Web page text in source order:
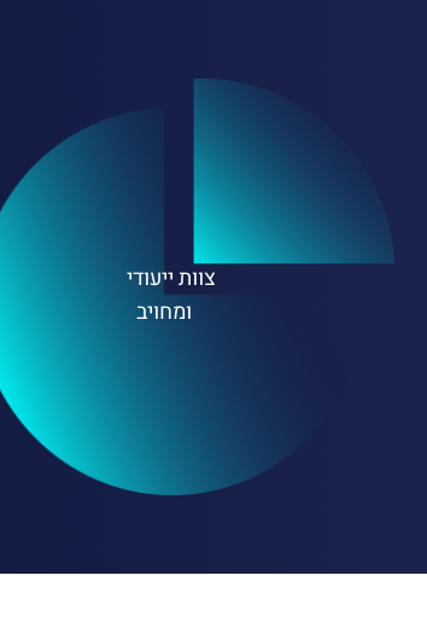
צוות ייעודי
ומחויב